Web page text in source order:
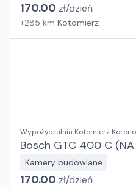
170.00 zł/dzień
+285 km Kotomierz
Wypożyczalnia Kotomierz
Bosch GTC 400 C (NA
Kamery budowlane
170.00 zł/dzień